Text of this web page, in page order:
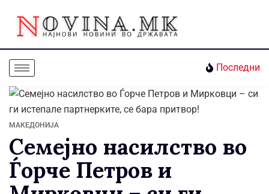
Последни
МАКЕДОНИЈА
Семејно насилство во
Ѓорче Петров и